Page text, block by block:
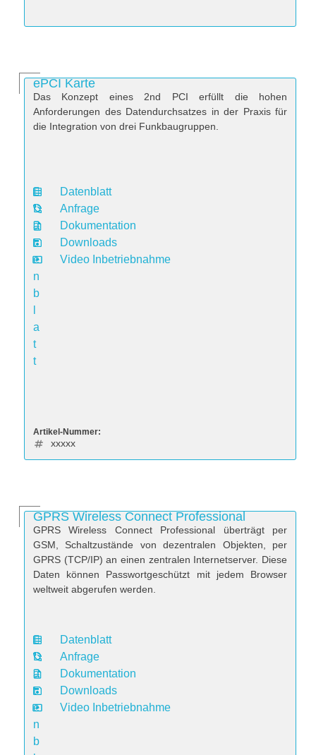
ePCI Karte
Das Konzept eines 2nd PCI erfüllt die hohen
Anforderungen des Datendurchsatzes in der Praxis für
die Integration von drei Funkbaugruppen.
D
a
t
e
n
b
a
t
t
Datenblatt
Anfrage
Dokumentation
Downloads
Video Inbetriebnahme
Artikel-Nummer:
xxxxx
GPRS Wireless Connect Professional
GPRS Wireless Connect Professional überträgt per
GSM, Schaltzustände von dezentralen Objekten, per
GPRS (TCP/IP) an einen zentralen Internetserver. Diese
Daten können Passwortgeschützt mit jedem Browser
weltweit abgerufen werden.
D
a
t
e
n
b
Datenblatt
Anfrage
Dokumentation
Downloads
Video Inbetriebnahme